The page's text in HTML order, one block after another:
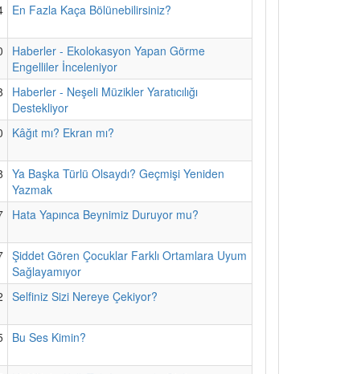
En Fazla Kaça Bölünebilirsiniz?
Haberler - Ekolokasyon Yapan Görme
Engelliler İnceleniyor
Haberler - Neşeli Müzikler Yaratıcılığı
Destekliyor
Kâğıt mı? Ekran mı?
Ya Başka Türlü Olsaydı? Geçmişi Yeniden
Yazmak
Hata Yapınca Beynimiz Duruyor mu?
Şiddet Gören Çocuklar Farklı Ortamlara Uyum
Sağlayamıyor
Selfiniz Sizi Nereye Çekiyor?
Bu Ses Kimin?